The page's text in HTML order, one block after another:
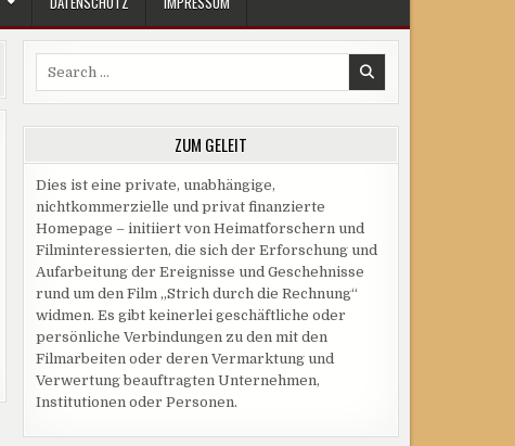
ZUM GELEIT
Dies ist eine private, unabhängige,
nichtkommerzielle und privat finanzierte
Homepage – initiiert von Heimatforschern und
Filminteressierten, die sich der Erforschung und
Aufarbeitung der Ereignisse und Geschehnisse
rund um den Film „Strich durch die Rechnung“
widmen. Es gibt keinerlei geschäftliche oder
persönliche Verbindungen zu den mit den
Filmarbeiten oder deren Vermarktung und
Verwertung beauftragten Unternehmen,
Institutionen oder Personen.